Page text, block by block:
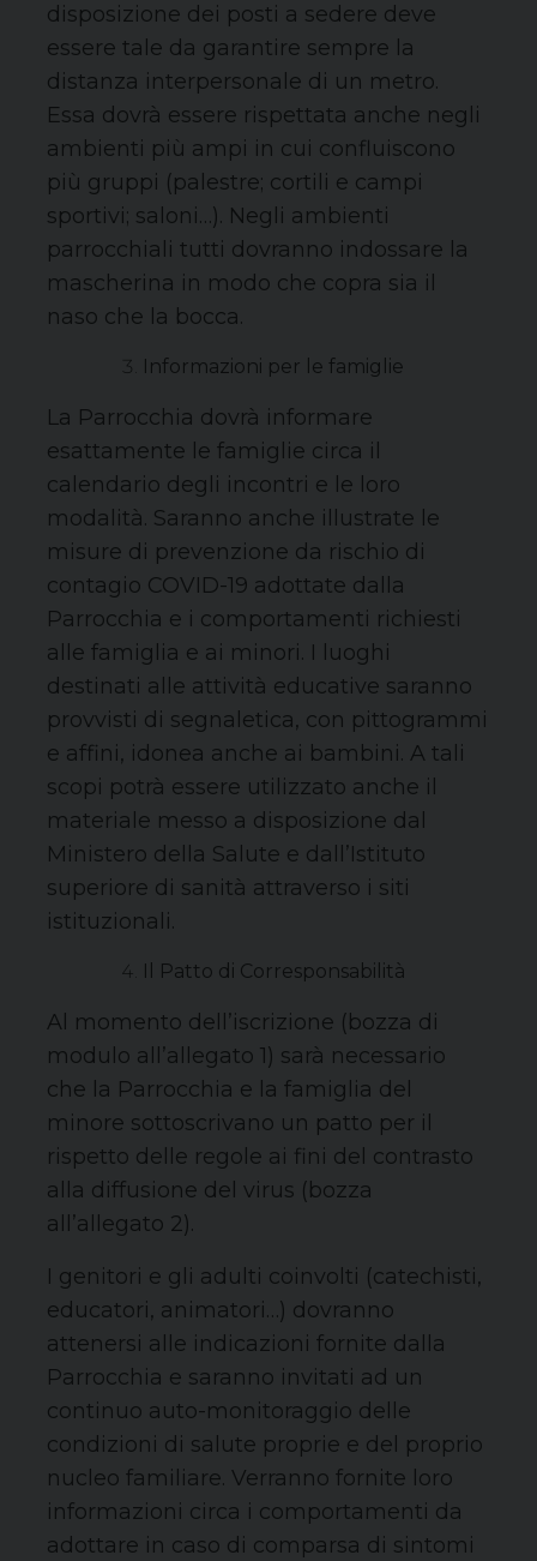
disposizione dei posti a sedere deve
essere tale da garantire sempre la
distanza interpersonale di un metro.
Essa dovrà essere rispettata anche negli
ambienti più ampi in cui confluiscono
più gruppi (palestre; cortili e campi
sportivi; saloni…). Negli ambienti
parrocchiali tutti dovranno indossare la
mascherina in modo che copra sia il
naso che la bocca.
Informazioni per le famiglie
La Parrocchia dovrà informare
esattamente le famiglie circa il
calendario degli incontri e le loro
modalità. Saranno anche illustrate le
misure di prevenzione da rischio di
contagio COVID-19 adottate dalla
Parrocchia e i comportamenti richiesti
alle famiglia e ai minori. I luoghi
destinati alle attività educative saranno
provvisti di segnaletica, con pittogrammi
e affini, idonea anche ai bambini. A tali
scopi potrà essere utilizzato anche il
materiale messo a disposizione dal
Ministero della Salute e dall’Istituto
superiore di sanità attraverso i siti
istituzionali.
Il Patto di Corresponsabilità
Al momento dell’iscrizione (bozza di
modulo all’allegato 1) sarà necessario
che la Parrocchia e la famiglia del
minore sottoscrivano un patto per il
rispetto delle regole ai fini del contrasto
alla diffusione del virus (bozza
all’allegato 2).
I genitori e gli adulti coinvolti (catechisti,
educatori, animatori…) dovranno
attenersi alle indicazioni fornite dalla
Parrocchia e saranno invitati ad un
continuo auto-monitoraggio delle
condizioni di salute proprie e del proprio
nucleo familiare. Verranno fornite loro
informazioni circa i comportamenti da
adottare in caso di comparsa di sintomi